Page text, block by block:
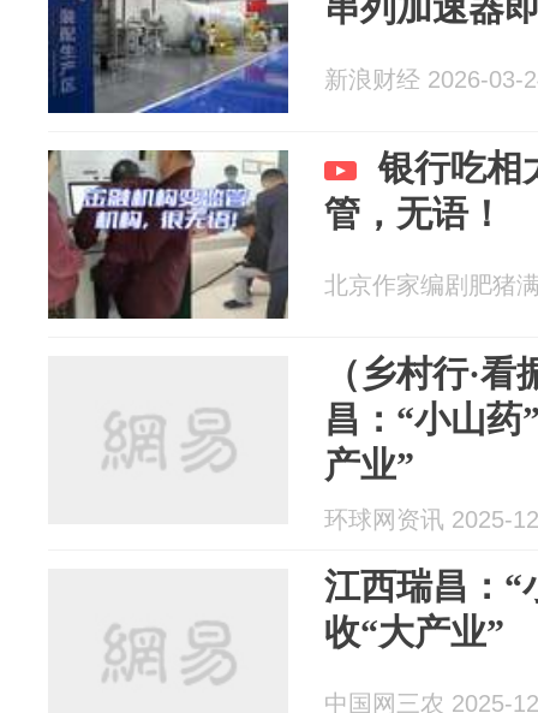
新浪财经 2026-03-
银行吃相
管，无语！
北京作家编剧肥猪
（乡村行·
昌：“小山药
产业”
环球网资讯 2025-
江西瑞昌：“
收“大产业”
中国网三农 2025-